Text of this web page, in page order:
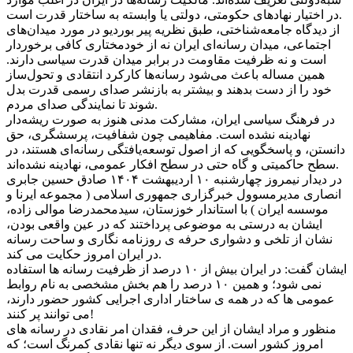
در اختیار نهادهای حکومتی، دولتی یا وابسته به ساختار قدرت است.
از دیدگاه جامعه‌شناختی، طبق نظریه پیر بوردیو در مورد میدان‌های
اجتماعی، میدان رسانه‌ای ایران نه از خودمختاری کافی برخوردار
است و نه ظرفیت مقاومت در برابر میدان قدرت سیاسی دارند.
همین مساله باعث می‌شود رسانه‌ها کارکرد انتقادی و تحول‌ساز
خود را از دست بدهند و بیشتر به بازنشر صدای رسمی قدرت بدل
شوند تا نمایندگی صدای مردم.
در فرهنگ سیاسی ایران، مشارکت مدنی هنوز به صورت ریشه‌دار
نهادینه نشده است. مفاهیمی چون شفافیت، پرسشگری، حق
دانستن، و پاسخگویی که از اصول توسعه‌یافتگی رسانه‌ای هستند، در
سطح حاکمیتی و گاه حتی در سطح افکار عمومی، نهادینه نشده‌اند.
در دیدار نیمروز چهارشنبه ۱۰ اردیبهشت ۱۴۰۴ صادق حسین جابری
انصاری مدیرمسوول خبرگزاری جمهوری اسلامی ( مجموعه ایرنا و
موسسه ایران ) با استاندار خوزستان، سیدمحمدرضا موالی زاده،
ایشان به درستی به موضوعی پرداختند که در عین واقعی بودن،
نشان از تلخی و دشواری حرفه ی روزنامه نگاری و ساحت رسانه
در ایران امروز حکایت می کند.
ایشان گفت: در ایران بیش از ۱۰ درصد از ظرفیت رسانه ها استفاده
نمی شود؛ و همین ۱۰ درصد را هم بخش مشخصی به نام روابط
عمومی ها که در همه ی ساختار اداری اجرایی کشور حضور دارند،
می توانند پر کنند!
منظور و مراد ایشان از این حرف، فقدان امر نقادی در رسانه های
امروز کشور است. از سوی دیگر نه تنها نقادی کمرنگ است؛ که